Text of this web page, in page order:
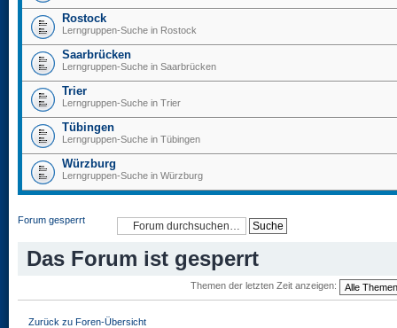
Rostock
Lerngruppen-Suche in Rostock
Saarbrücken
Lerngruppen-Suche in Saarbrücken
Trier
Lerngruppen-Suche in Trier
Tübingen
Lerngruppen-Suche in Tübingen
Würzburg
Lerngruppen-Suche in Würzburg
Forum gesperrt
Das Forum ist gesperrt
Themen der letzten Zeit anzeigen:
Zurück zu Foren-Übersicht